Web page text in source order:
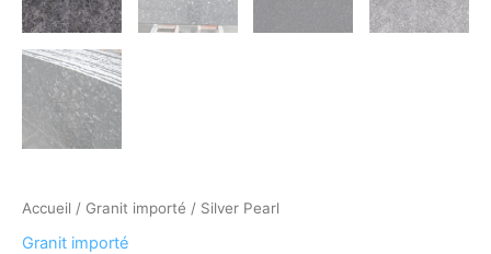
Accueil / Granit importé / Silver Pearl
Granit importé